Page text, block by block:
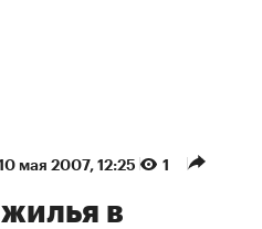
мая 2007, 12:25 1
в